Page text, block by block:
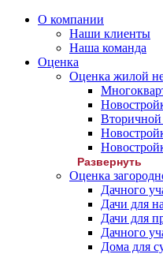
О компании
Наши клиенты
Наша команда
Оценка
Оценка жилой
Развернуть
Оценка
Дачного
Дачи для
Дачи для
Дачного
Дома для